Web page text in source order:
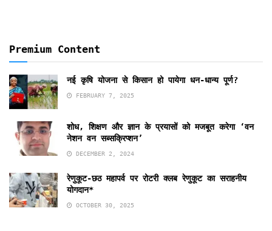
Premium Content
नई कृषि योजना से किसान हो पायेगा धन-धान्य पूर्ण?
FEBRUARY 7, 2025
शोध, शिक्षण और ज्ञान के प्रयासों को मजबूत करेगा ‘वन
नेशन वन सब्सक्रिप्शन’
DECEMBER 2, 2024
रेणुकूट-छठ महापर्व पर रोटरी क्लब रेणुकूट का सराहनीय
योगदान*
OCTOBER 30, 2025